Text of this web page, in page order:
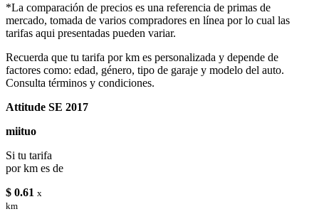
*La comparación de precios es una referencia de primas de
mercado, tomada de varios compradores en línea por lo cual las
tarifas aqui presentadas pueden variar.
Recuerda que tu tarifa por km es personalizada y depende de
factores como: edad, género, tipo de garaje y modelo del auto.
Consulta términos y condiciones.
Attitude SE 2017
miituo
Si tu tarifa
por km es de
$ 0.61 x
km